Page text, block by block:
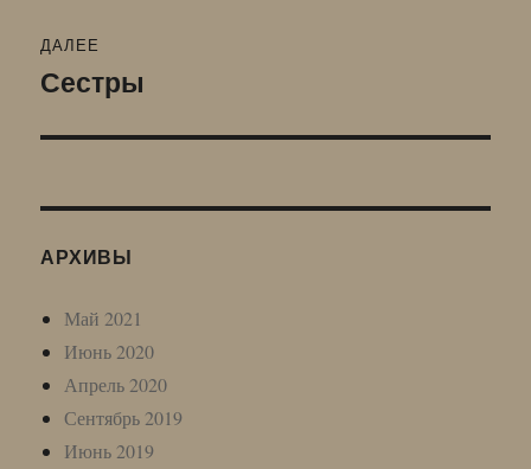
ДАЛЕЕ
Следующая
Сестры
АРХИВЫ
Май 2021
Июнь 2020
Апрель 2020
Сентябрь 2019
Июнь 2019